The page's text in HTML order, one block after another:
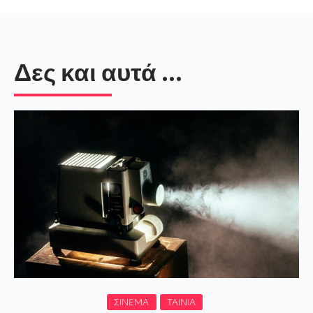
Δες και αυτά ...
ΣΙΝΕΜΆ ΤΑΙΝΊΑ